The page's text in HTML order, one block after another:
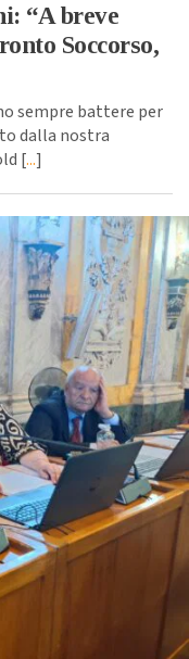
“A breve
Soccorso,
sempre battere per
dalla nostra
[...]